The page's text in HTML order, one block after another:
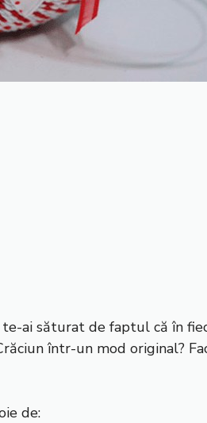
ai săturat de faptul că în
într-un mod original?
de: